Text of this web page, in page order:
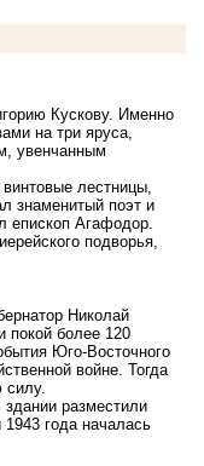
Кускову. Именно
на три яруса,
увенчанным
лестницы,
знаменитый поэт и
епископ Агафодор.
подворья,
Николай
покой более 120
Юго-Восточного
войне. Тогда
силу.
разместили
года началась